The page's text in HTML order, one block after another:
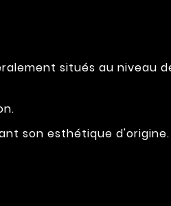
situés au niveau
son esthétique d'origine.